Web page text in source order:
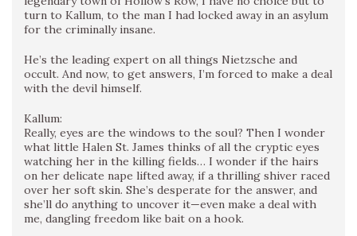
turn to Kallum, to the man I had locked away in an asylum
for the criminally insane.
He’s the leading expert on all things Nietzsche and
occult. And now, to get answers, I’m forced to make a deal
with the devil himself.
Kallum:
Really, eyes are the windows to the soul? Then I wonder
what little Halen St. James thinks of all the cryptic eyes
watching her in the killing fields… I wonder if the hairs
on her delicate nape lifted away, if a thrilling shiver raced
over her soft skin. She’s desperate for the answer, and
she’ll do anything to uncover it—even make a deal with
me, dangling freedom like bait on a hook.